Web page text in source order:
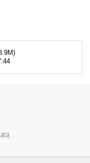
다.